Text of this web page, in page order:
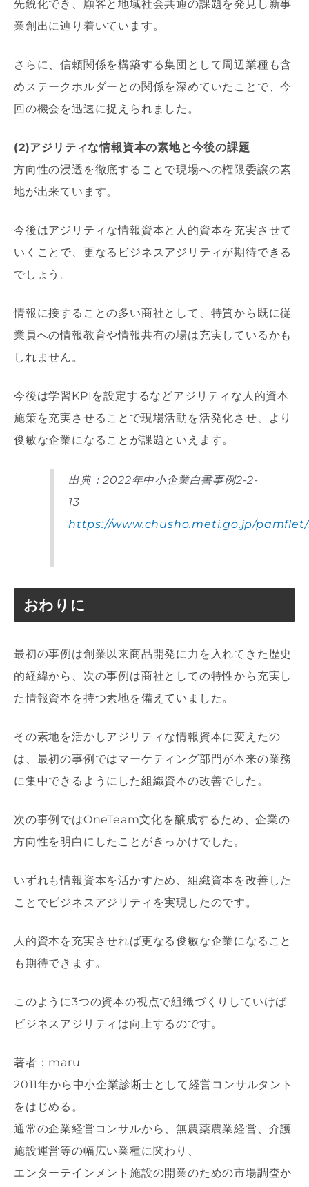
先鋭化でき、顧客と地域社会共通の課題を発見し新事
業創出に辿り着いています。
さらに、信頼関係を構築する集団として周辺業種も含
めステークホルダーとの関係を深めていたことで、今
回の機会を迅速に捉えられました。
(2)アジリティな情報資本の素地と今後の課題
方向性の浸透を徹底することで現場への権限委譲の素
地が出来ています。
今後はアジリティな情報資本と人的資本を充実させて
いくことで、更なるビジネスアジリティが期待できる
でしょう。
情報に接することの多い商社として、特質から既に従
業員への情報教育や情報共有の場は充実しているかも
しれません。
今後は学習KPIを設定するなどアジリティな人的資本
施策を充実させることで現場活動を活発化させ、より
俊敏な企業になることが課題といえます。
出典：2022年中小企業白書事例2-2-
13
https://www.chusho.meti.go.jp/
おわりに
最初の事例は創業以来商品開発に力を入れてきた歴史
的経緯から、次の事例は商社としての特性から充実し
た情報資本を持つ素地を備えていました。
その素地を活かしアジリティな情報資本に変えたの
は、最初の事例ではマーケティング部門が本来の業務
に集中できるようにした組織資本の改善でした。
次の事例ではOneTeam文化を醸成するため、企業の
方向性を明白にしたことがきっかけでした。
いずれも情報資本を活かすため、組織資本を改善した
ことでビジネスアジリティを実現したのです。
人的資本を充実させれば更なる俊敏な企業になること
も期待できます。
このように3つの資本の視点で組織づくりしていけば
ビジネスアジリティは向上するのです。
著者：maru
2011年から中小企業診断士として経営コンサルタント
をはじめる。
通常の企業経営コンサルから、無農薬農業経営、介護
施設運営等の幅広い業種に関わり、
エンターテインメント施設の開業のための市場調査か